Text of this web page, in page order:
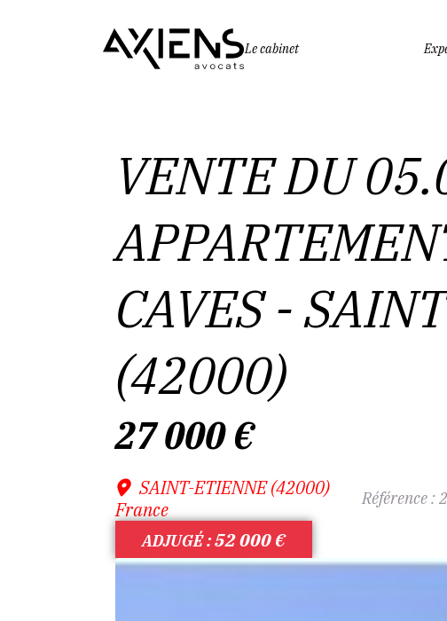
Le cabinet
VENTE DU
CAVES -
(42000)
27 000 €
SAINT-ETIENNE (42000)
France
ADJUGÉ :52 000€
Référence :